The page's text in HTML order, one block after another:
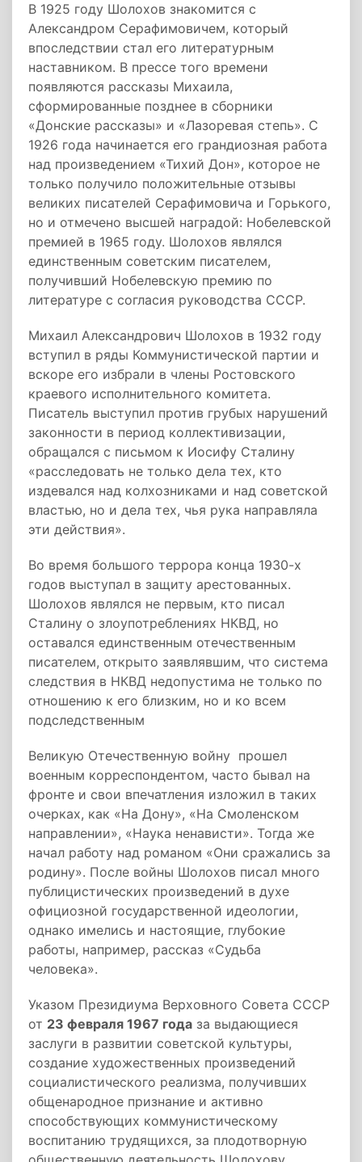
В 1925 году Шолохов знакомится с
Александром Серафимовичем, который
впоследствии стал его литературным
наставником. В прессе того времени
появляются рассказы Михаила,
сформированные позднее в сборники
«Донские рассказы» и «Лазоревая степь». С
1926 года начинается его грандиозная работа
над произведением «Тихий Дон», которое не
только получило положительные отзывы
великих писателей Серафимовича и Горького,
но и отмечено высшей наградой: Нобелевской
премией в 1965 году. Шолохов являлся
единственным советским писателем,
получивший Нобелевскую премию по
литературе с согласия руководства СССР.
Михаил Александрович Шолохов в 1932 году
вступил в ряды Коммунистической партии и
вскоре его избрали в члены Ростовского
краевого исполнительного комитета.
Писатель выступил против грубых нарушений
законности в период коллективизации,
обращался с письмом к Иосифу Сталину
«расследовать не только дела тех, кто
издевался над колхозниками и над советской
властью, но и дела тех, чья рука направляла
эти действия».
Во время большого террора конца 1930-х
годов выступал в защиту арестованных.
Шолохов являлся не первым, кто писал
Сталину о злоупотреблениях НКВД, но
оставался единственным отечественным
писателем, открыто заявлявшим, что система
следствия в НКВД недопустима не только по
отношению к его близким, но и ко всем
подследственным
Великую Отечественную войну прошел
военным корреспондентом, часто бывал на
фронте и свои впечатления изложил в таких
очерках, как «На Дону», «На Смоленском
направлении», «Наука ненависти». Тогда же
начал работу над романом «Они сражались за
родину». После войны Шолохов писал много
публицистических произведений в духе
официозной государственной идеологии,
однако имелись и настоящие, глубокие
работы, например, рассказ «Судьба
человека».
Указом Президиума Верховного Совета СССР
от 23 февраля 1967 года за выдающиеся
заслуги в развитии советской культуры,
создание художественных произведений
социалистического реализма, получивших
общенародное признание и активно
способствующих коммунистическому
воспитанию трудящихся, за плодотворную